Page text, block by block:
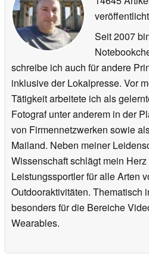
veröffentlicht
Seit 2007
schreibe ich auch für andere
inklusive der Lokalpresse. Vor
Tätigkeit arbeitete ich als
Fotograf unter anderem in der
von Firmennetzwerken sowie
Mailand. Neben meiner
Wissenschaft schlägt mein
Leistungssportler für alle Arten
Outdooraktivitäten. Thematisch
besonders für die Bereiche
Wearables.